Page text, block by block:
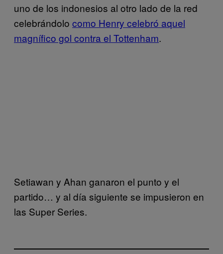
uno de los indonesios al otro lado de la red
celebrándolo como Henry celebró aquel
magnífico gol contra el Tottenham.
Setiawan y Ahan ganaron el punto y el
partido… y al día siguiente se impusieron en
las Super Series.